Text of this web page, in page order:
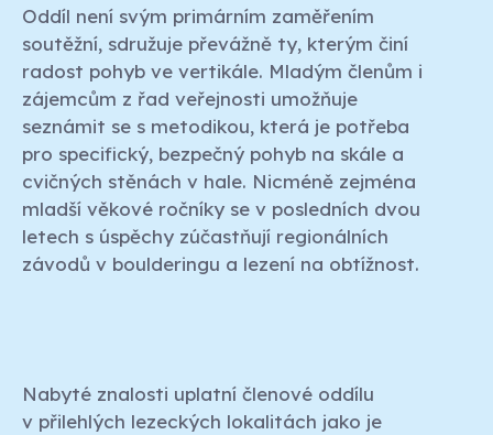
Oddíl není svým primárním zaměřením
soutěžní, sdružuje převážně ty, kterým činí
radost pohyb ve vertikále. Mladým členům i
zájemcům z řad veřejnosti umožňuje
seznámit se s metodikou, která je potřeba
pro specifický, bezpečný pohyb na skále a
cvičných stěnách v hale. Nicméně zejména
mladší věkové ročníky se v posledních dvou
letech s úspěchy zúčastňují regionálních
závodů v boulderingu a lezení na obtížnost.
Nabyté znalosti uplatní členové oddílu
v přilehlých lezeckých lokalitách jako je